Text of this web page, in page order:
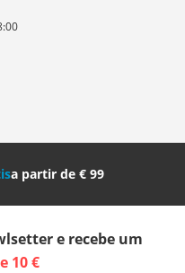
Italien (Deutsch)
a partir de € 99
e recebe um
10 €